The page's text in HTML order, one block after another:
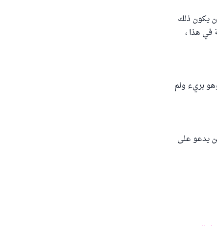
يكون ذلك
في هذا ،
بريء ولم
يدعو على